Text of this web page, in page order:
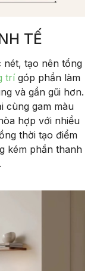
TẾ
nét, tạo nên tổng
trígóp phần làm
và gần gũi hơn.
cùng gam màu
hợp với nhiều
thời tạo điểm
kém phần thanh